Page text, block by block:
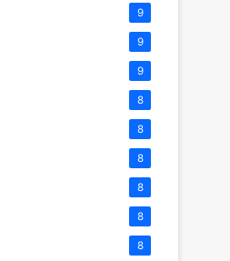
9
9
9
8
8
8
8
8
8